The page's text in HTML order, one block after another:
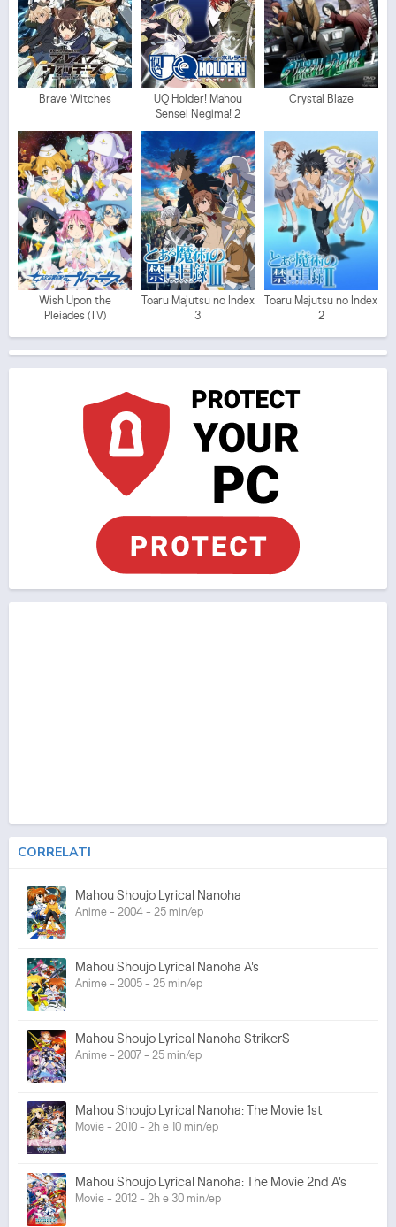
Brave Witches
UQ Holder! Mahou
Sensei Negima! 2
Crystal Blaze
Wish Upon the
Pleiades (TV)
Toaru Majutsu no Index
3
Toaru Majutsu no Index
2
CORRELATI
Mahou Shoujo Lyrical Nanoha
Anime - 2004 - 25 min/ep
Mahou Shoujo Lyrical Nanoha A's
Anime - 2005 - 25 min/ep
Mahou Shoujo Lyrical Nanoha StrikerS
Anime - 2007 - 25 min/ep
Mahou Shoujo Lyrical Nanoha: The Movie 1st
Movie - 2010 - 2h e 10 min/ep
Mahou Shoujo Lyrical Nanoha: The Movie 2nd A's
Movie - 2012 - 2h e 30 min/ep